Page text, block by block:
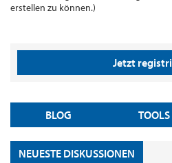
erstellen zu können.)
Jetzt
BLOG TOOLS
NEUESTE DISKUSSIONEN